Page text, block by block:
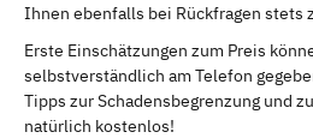
Ihnen ebenfalls bei Rückfragen stets
Erste Einschätzungen zum Preis
selbstverständlich am Telefon
Tipps zur Schadensbegrenzung und
natürlich kostenlos!